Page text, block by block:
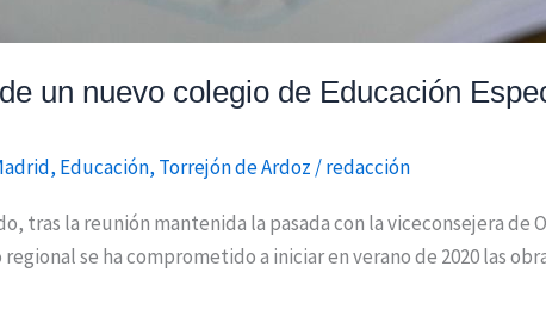
un nuevo colegio de Educación
, Educación, Torrejón de Ardoz /redacción
tras la reunión mantenida la pasada con la viceconsejera de
se ha comprometido a iniciar en verano de 2020 las